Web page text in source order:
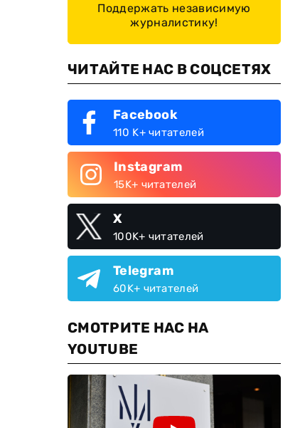
Поддержать независимую
журналистику!
ЧИТАЙТЕ НАС В СОЦСЕТЯХ
Facebook
110 K+ читателей
Instagram
15K+ читателей
X
100K+ читателей
Telegram
60K+ читателей
СМОТРИТЕ НАС НА
YOUTUBE